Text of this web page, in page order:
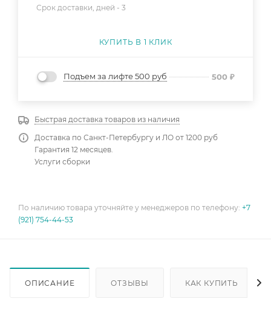
Срок доставки, дней - 3
КУПИТЬ В 1 КЛИК
Подъем за лифте 500 руб 500 ₽
Быстрая доставка товаров из наличия
Доставка по Санкт-Петербургу и ЛО от 1200 руб
Гарантия 12 месяцев.
Услуги сборки
По наличию товара уточняйте у менеджеров по телефону: +7
(921) 754-44-53
ОПИСАНИЕ ОТЗЫВЫ КАК КУПИТЬ